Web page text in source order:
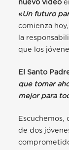
nuevo vídeo
«Un futuro
comienza
la
que los
El Santo
que tomar
mejor para
Escuchemos,
de dos